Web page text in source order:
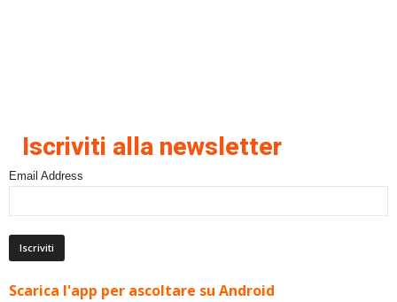
Iscriviti alla newsletter
Email Address
Scarica l'app per ascoltare su Android